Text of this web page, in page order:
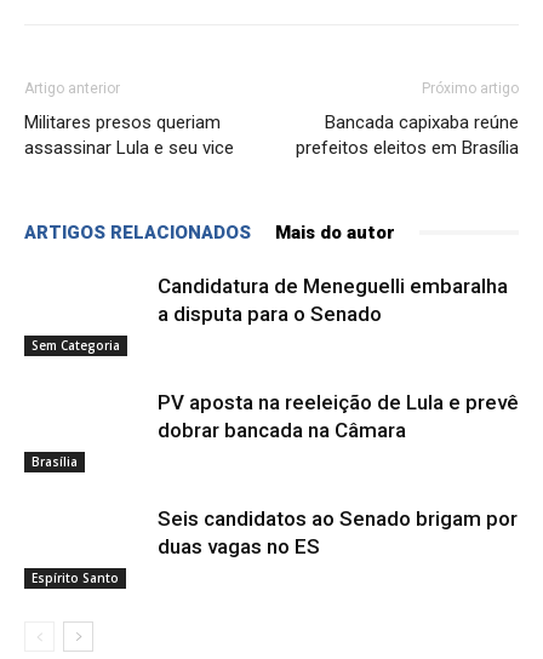
Artigo anterior
Militares presos queriam
assassinar Lula e seu vice
Próximo artigo
Bancada capixaba reúne
prefeitos eleitos em Brasília
ARTIGOS RELACIONADOS Mais do autor
Sem Categoria
Candidatura de Meneguelli embaralha
a disputa para o Senado
Brasília
PV aposta na reeleição de Lula e prevê
dobrar bancada na Câmara
Espírito Santo
Seis candidatos ao Senado brigam por
duas vagas no ES